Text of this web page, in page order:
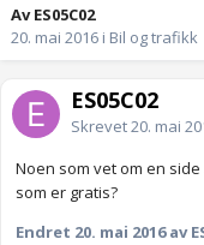
Av ES05C02
20. mai 2016 i Bil og trafikk
ES05C02
Skrevet20. mai
Noen som vet om en
som er gratis?
Endret 20. mai 2016av